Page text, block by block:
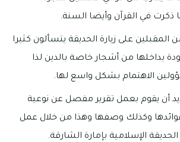
في القرآن وأيضا السنة.
المقبلين على زيارة الحديقة يتسألون كثيرا
بداخلها من أشجار خاصة بالدين لذا
الاهتمام بشكل واسع لها.
أن يقوم بعمل تقرير مفصل عن نوعية
وكذلك وصفها وهذا من خلال عمل
الإسلامية بإمارة الشارقة.